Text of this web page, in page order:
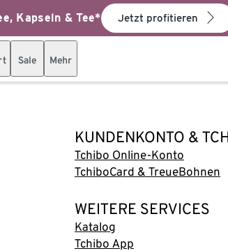
Kapseln & Tee* Jetzt profitieren
Sale Mehr
KUNDENKONTO &
Tchibo Online-Konto
TchiboCard & TreueBohnen
WEITERE SERVICES
Katalog
Tchibo App